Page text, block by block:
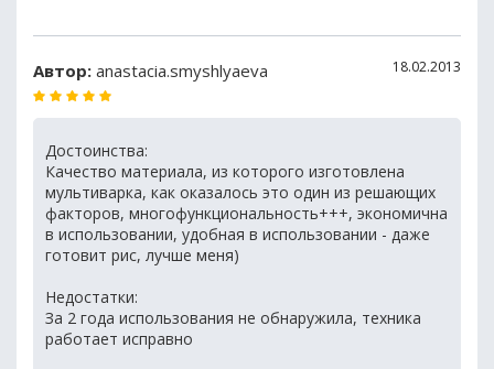
Автор: anastacia.smyshlyaeva 18.02.2013
Достоинства:
Качество материала, из которого изготовлена
мультиварка, как оказалось это один из решающих
факторов, многофункциональность+++, экономична
в использовании, удобная в использовании - даже
готовит рис, лучше меня)
Недостатки:
За 2 года использования не обнаружила, техника
работает исправно